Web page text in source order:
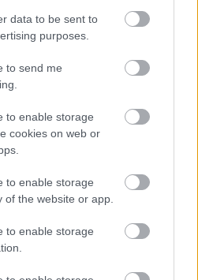
data to be sent to
purposes.
to send me
to enable storage
cookies on web or
to enable storage
of the website or app.
to enable storage
Wood — Mildred Pierce